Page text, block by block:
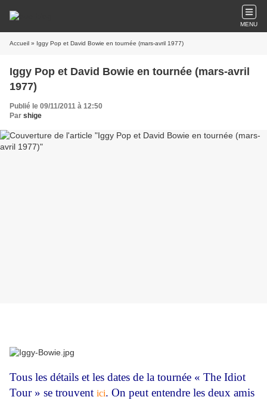
MENU
Accueil » Iggy Pop et David Bowie en tournée (mars-avril 1977)
Iggy Pop et David Bowie en tournée (mars-avril
1977)
Publié le 09/11/2011 à 12:50
Par shige
Tous les détails et les dates de la tournée « The Idiot
Tour » se trouvent ici. On peut entendre les deux amis